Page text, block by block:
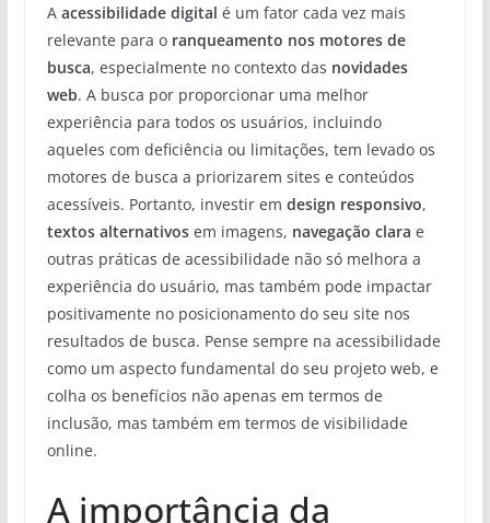
A acessibilidade digital é um fator cada vez mais
relevante para o ranqueamento nos motores de
busca, especialmente no contexto das novidades
web. A busca por proporcionar uma melhor
experiência para todos os usuários, incluindo
aqueles com deficiência ou limitações, tem levado os
motores de busca a priorizarem sites e conteúdos
acessíveis. Portanto, investir em design responsivo,
textos alternativosem imagens, navegação clara e
outras práticas de acessibilidade não só melhora a
experiência do usuário, mas também pode impactar
positivamente no posicionamento do seu site nos
resultados de busca. Pense sempre na acessibilidade
como um aspecto fundamental do seu projeto web, e
colha os benefícios não apenas em termos de
inclusão, mas também em termos de visibilidade
online.
A importância da